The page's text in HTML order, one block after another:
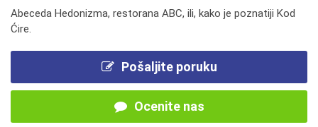
Abeceda Hedonizma, restorana ABC, ili, kako je poznatiji Kod
Ćire.
Pošaljite poruku
Ocenite nas